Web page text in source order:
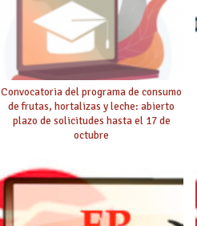
Convocatoria del programa de consumo
de frutas, hortalizas y leche: abierto
plazo de solicitudes hasta el 17 de
octubre